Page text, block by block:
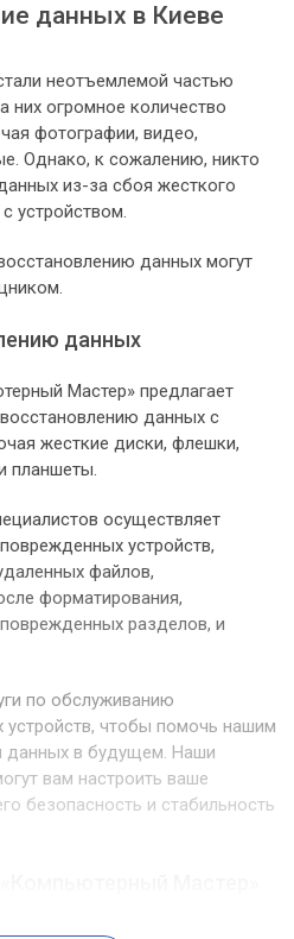
данных в Киеве
неотъемлемой частью
огромное количество
фотографии, видео,
Однако, к сожалению, никто
из-за сбоя жесткого
устройством.
данных могут
данных
Мастер» предлагает
данных с
жесткие диски, флешки,
планшеты.
осуществляет
устройств,
файлов,
форматирования,
разделов, и
по обслуживанию
чтобы помочь нашим
данных в будущем. Наши
вам настроить ваше
безопасность и стабильность
данных, выбор